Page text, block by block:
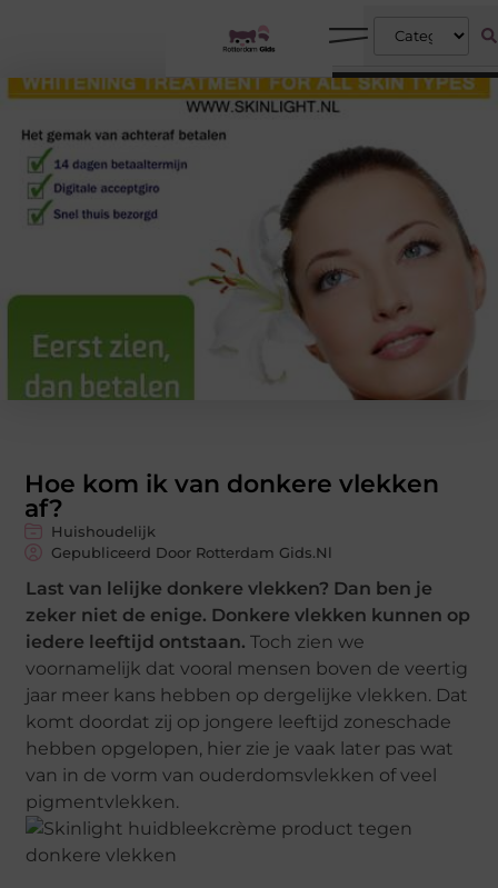
Hoe kom ik van donkere vlekken
af?
Huishoudelijk
Gepubliceerd Door Rotterdam Gids.nl
Last van lelijke donkere vlekken? Dan ben je
zeker niet de enige. Donkere vlekken kunnen op
iedere leeftijd ontstaan. Toch zien we
voornamelijk dat vooral mensen boven de veertig
jaar meer kans hebben op dergelijke vlekken. Dat
komt doordat zij op jongere leeftijd zoneschade
hebben opgelopen, hier zie je vaak later pas wat
van in de vorm van ouderdomsvlekken of veel
pigmentvlekken.